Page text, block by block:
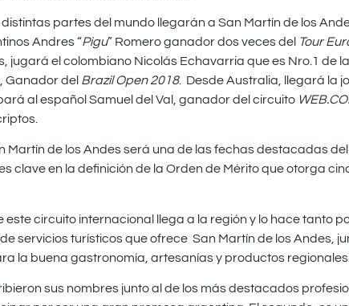
partes del mundo llegarán a San Martín de los
Andres “Pigu” Romero ganador dos veces del Tour
jugará el colombiano Nicolás Echavarria que es Nro.1 de la
Ganador del Brazil Open 2018. Desde Australia, llegará la
al español Samuel del Val, ganador del circuito
Martín de los Andes será una de las fechas destacadas
clave en la definición de la Orden de Mérito que otorga
circuito internacional llega a la región y lo hace tanto
servicios turísticos que ofrece San Martín de los Andes,
la buena gastronomía, artesanías y productos regionales.
sus nombres junto al de los más destacados